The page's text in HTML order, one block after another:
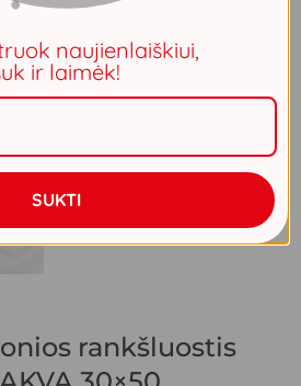
rankšluostis
naujienlaiškiui,
ir laimėk!
SUKTI